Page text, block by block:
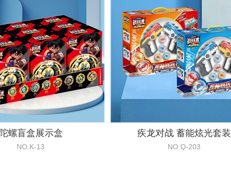
陀螺盲盒展示盒
NO.K-13
疾龙对战 蓄能炫光套装
NO.Q-203